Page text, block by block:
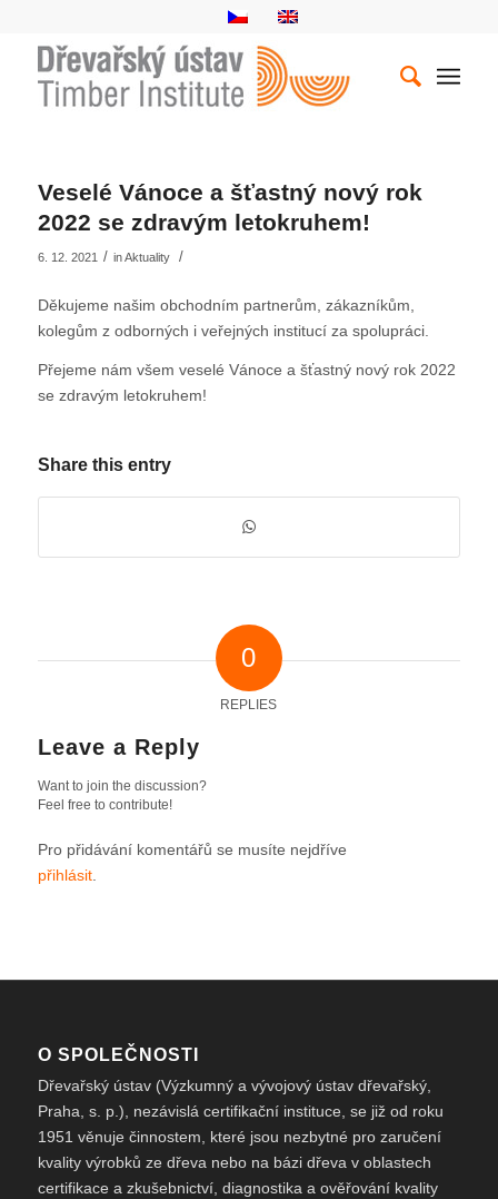
Veselé Vánoce a šťastný nový rok
2022 se zdravým letokruhem!
6. 12. 2021 / inAktuality /
Děkujeme našim obchodním partnerům, zákazníkům,
kolegům z odborných i veřejných institucí za spolupráci.
Přejeme nám všem veselé Vánoce a šťastný nový rok 2022
se zdravým letokruhem!
Share this entry
0
REPLIES
Leave a Reply
Want to join the discussion?
Feel free to contribute!
Pro přidávání komentářů se musíte nejdříve
přihlásit.
O SPOLEČNOSTI
Dřevařský ústav (Výzkumný a vývojový ústav dřevařský,
Praha, s. p.), nezávislá certifikační instituce, se již od roku
1951 věnuje činnostem, které jsou nezbytné pro zaručení
kvality výrobků ze dřeva nebo na bázi dřeva v oblastech
certifikace a zkušebnictví, diagnostika a ověřování kvality